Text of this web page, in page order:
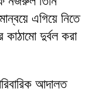
এগিয়ে নিতে
কাঠামো দুর্বল করা
আদালত